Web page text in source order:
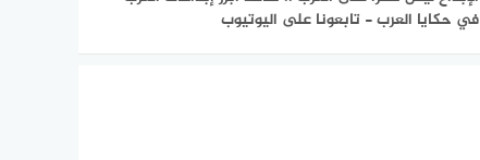
في حكايا العرب - تابعونا على اليوتيوب